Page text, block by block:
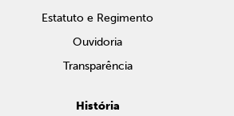
Estatuto e Regimento
Ouvidoria
Transparência
História